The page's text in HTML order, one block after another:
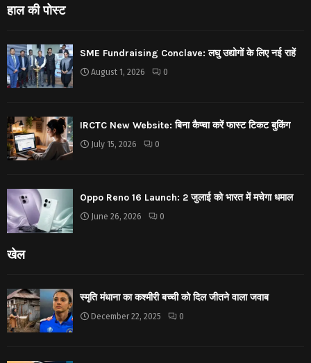
हाल की पोस्ट
SME Fundraising Conclave: लघु उद्योगों के लिए नई राहें
August 1, 2026 0
IRCTC New Website: बिना कैप्चा करें फास्ट टिकट बुकिंग
July 15, 2026 0
Oppo Reno 16 Launch: 2 जुलाई को भारत में मचेगा धमाल
June 26, 2026 0
खेल
स्मृति मंधाना का कश्मीरी बच्ची को दिल जीतने वाला जवाब
December 22, 2025 0